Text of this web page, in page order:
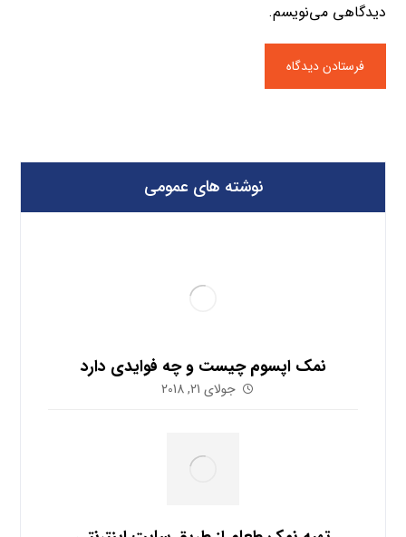
دیدگاهی می‌نویسم.
نوشته های عمومی
نمک اپسوم چیست و چه فوایدی دارد
جولای 21, 2018